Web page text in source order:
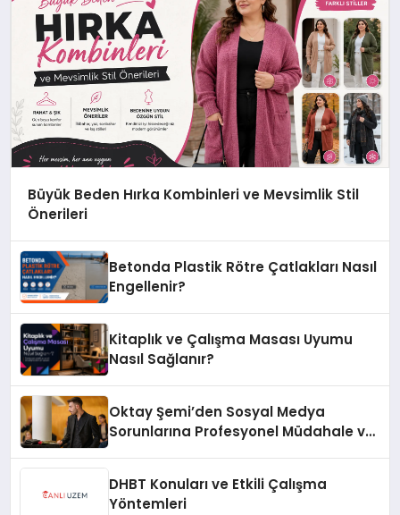
Büyük Beden Hırka Kombinleri ve Mevsimlik Stil
Önerileri
Betonda Plastik Rötre Çatlakları Nasıl
Engellenir?
Kitaplık ve Çalışma Masası Uyumu
Nasıl Sağlanır?
Oktay Şemi’den Sosyal Medya
Sorunlarına Profesyonel Müdahale ve
DHBT Konuları ve Etkili Çalışma
Yöntemleri